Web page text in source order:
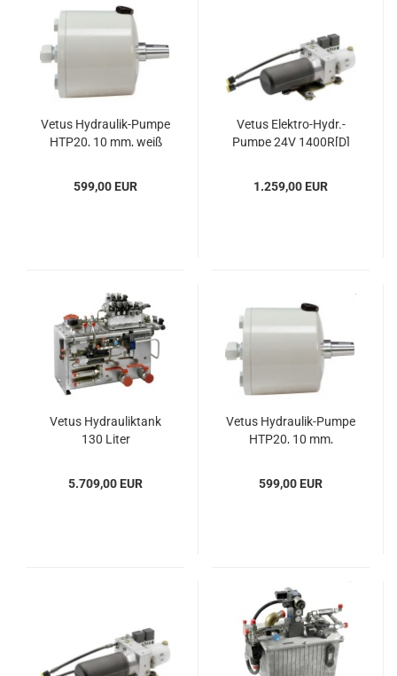
Vetus Hydraulik-​​Pumpe
HTP20, 10 mm, weiß
599,00 EUR
Vetus Elektro-​​Hydr.-​
Pumpe 24V 1400R[D]
1.259,00 EUR
Vetus Hy­drau­lik­tank
130 Liter
5.709,00 EUR
Vetus Hydraulik-​​Pumpe
HTP20, 10 mm,
599,00 EUR